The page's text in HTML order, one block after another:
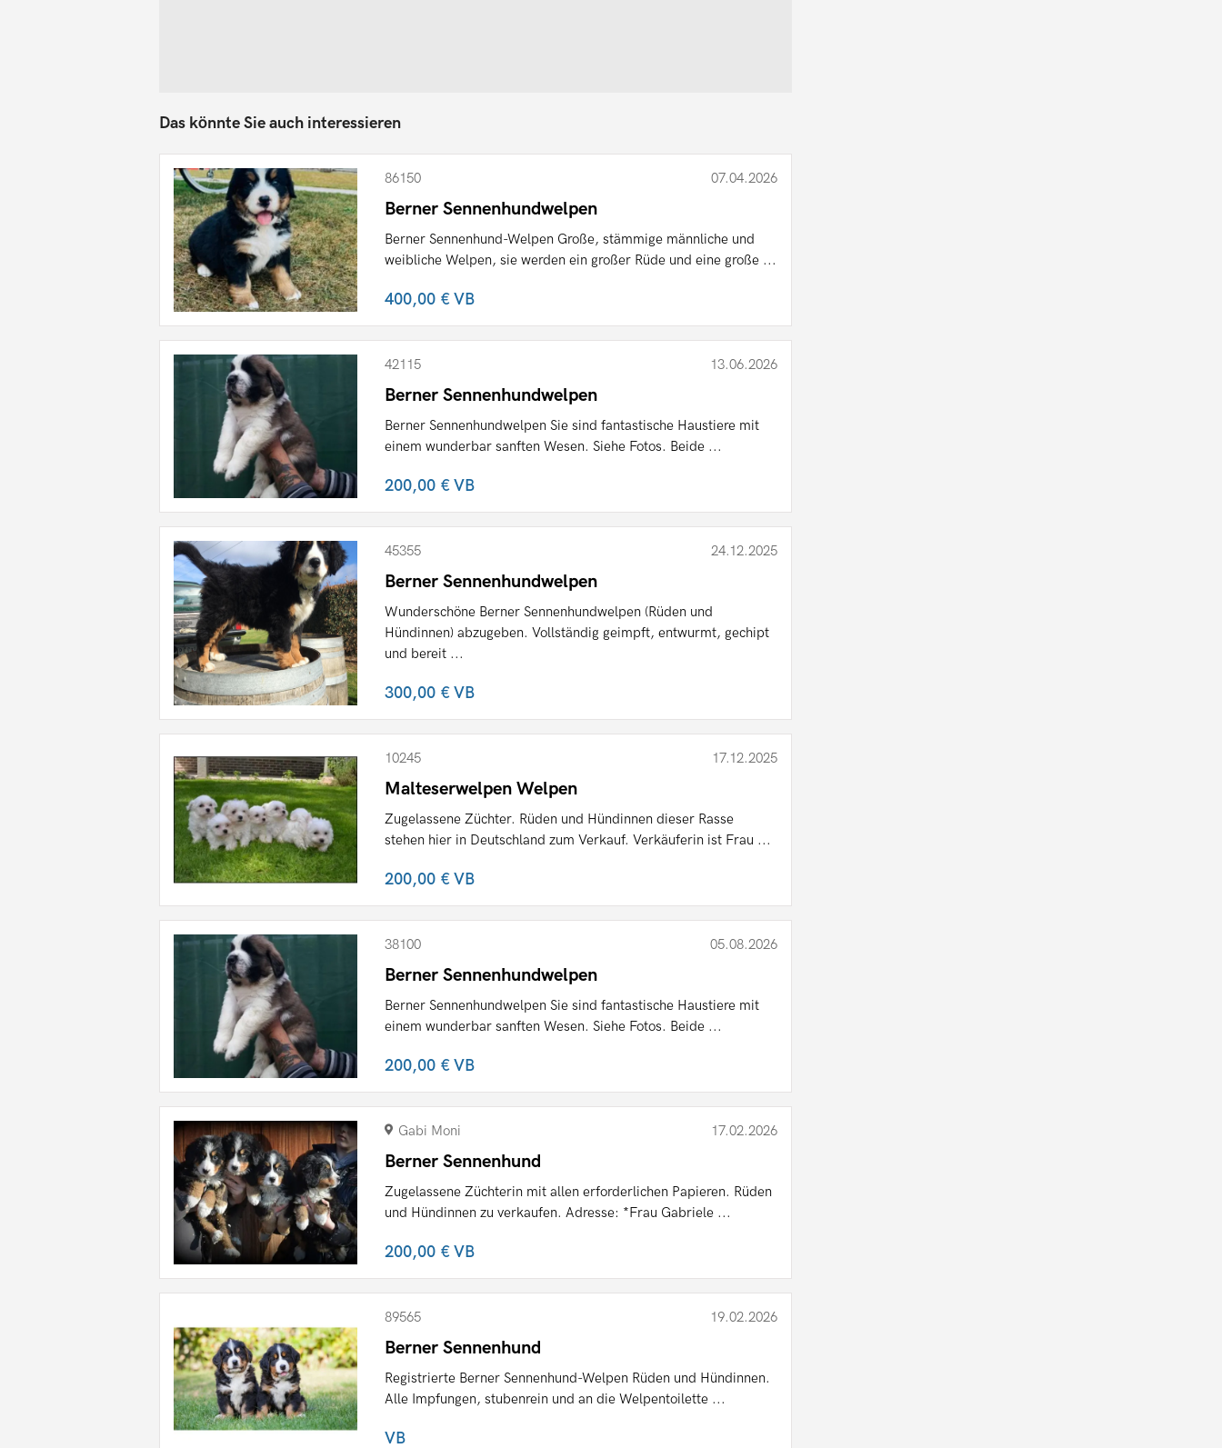
Das könnte Sie auch interessieren
86150 07.04.2026
Berner Sennenhundwelpen
Berner Sennenhund-Welpen Große, stämmige männliche und
weibliche Welpen, sie werden ein großer Rüde und eine große ...
400,00 €VB
42115 13.06.2026
Berner Sennenhundwelpen
Berner Sennenhundwelpen Sie sind fantastische Haustiere mit
einem wunderbar sanften Wesen. Siehe Fotos. Beide ...
200,00 €VB
45355 24.12.2025
Berner Sennenhundwelpen
Wunderschöne Berner Sennenhundwelpen (Rüden und
Hündinnen) abzugeben. Vollständig geimpft, entwurmt, gechipt
und bereit ...
300,00 €VB
10245 17.12.2025
Malteserwelpen Welpen
Zugelassene Züchter. Rüden und Hündinnen dieser Rasse
stehen hier in Deutschland zum Verkauf. Verkäuferin ist Frau ...
200,00 €VB
38100 05.08.2026
Berner Sennenhundwelpen
Berner Sennenhundwelpen Sie sind fantastische Haustiere mit
einem wunderbar sanften Wesen. Siehe Fotos. Beide ...
200,00 €VB
Gabi Moni 17.02.2026
Berner Sennenhund
Zugelassene Züchterin mit allen erforderlichen Papieren. Rüden
und Hündinnen zu verkaufen. Adresse: *Frau Gabriele ...
200,00 €VB
89565 19.02.2026
Berner Sennenhund
Registrierte Berner Sennenhund-Welpen Rüden und Hündinnen.
Alle Impfungen, stubenrein und an die Welpentoilette ...
VB